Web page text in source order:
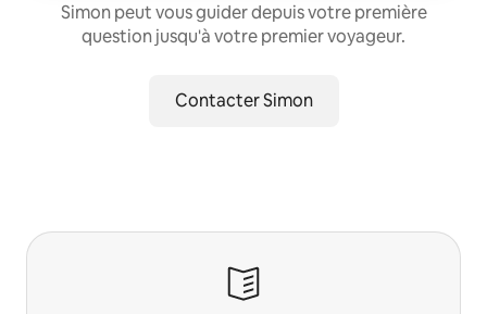
Simon peut vous guider depuis votre première
question jusqu'à votre premier voyageur.
Contacter Simon